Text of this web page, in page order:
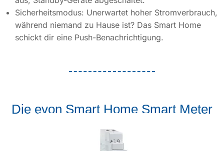
Sicherheitsmodus: Unerwartet hoher Stromverbrauch,
während niemand zu Hause ist? Das Smart Home
schickt dir eine Push-Benachrichtigung.
Die evon Smart Home Smart Meter